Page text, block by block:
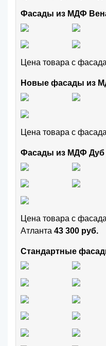
Фасады из МДФ
Цена товара с
Новые фасады из
Цена товара с
Фасады из МДФ Дуб
Цена товара с
Атланта 43 300 руб.
Стандартные